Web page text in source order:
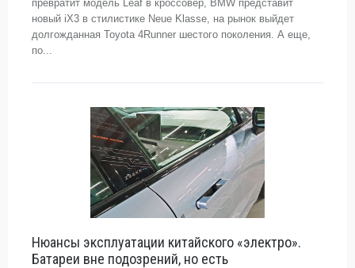
превратит модель Leaf в кроссовер, BMW представит
новый iX3 в стилистике Neue Klasse, на рынок выйдет
долгожданная Toyota 4Runner шестого поколения. А еще,
по...
Нюансы эксплуатации китайского «электро».
Батареи вне подозрений, но есть